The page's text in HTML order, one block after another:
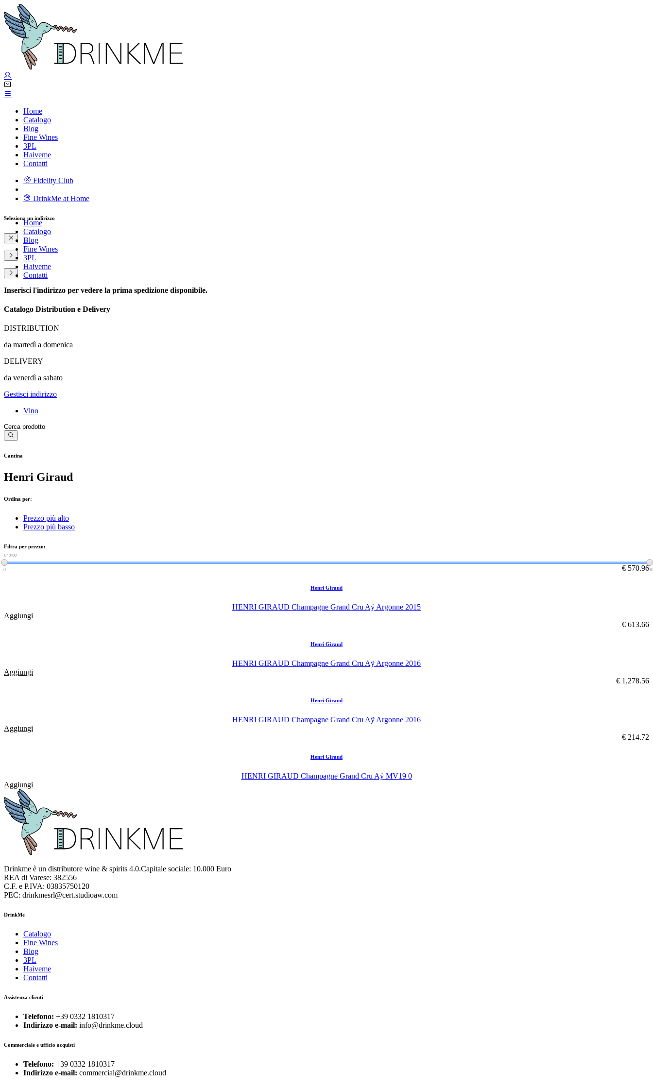
Home
Catalogo
Blog
Fine Wines
3PL
Haiveme
Contatti
Fidelity Club
DrinkMe at Home
Home
Catalogo
Blog
Fine Wines
3PL
Haiveme
Contatti
Seleziona un indirizzo
Inserisci l'indirizzo per vedere la prima spedizione disponibile.
Catalogo Distribution e Delivery
DISTRIBUTION
da martedì a domenica
DELIVERY
da venerdì a sabato
Gestisci indirizzo
Vino
Cantina
Henri Giraud
Ordina per:
Prezzo più alto
Prezzo più basso
Filtra per prezzo:
€ 0
€ 10400
0 € 570.96
Henri Giraud
HENRI GIRAUD Champagne Grand Cru Aÿ Argonne 2015
Aggiungi
€ 613.66
Henri Giraud
HENRI GIRAUD Champagne Grand Cru Aÿ Argonne 2016
Aggiungi
€ 1,278.56
Henri Giraud
HENRI GIRAUD Champagne Grand Cru Aÿ Argonne 2016
Aggiungi
€ 214.72
Henri Giraud
HENRI GIRAUD Champagne Grand Cru Aÿ MV19 0
Aggiungi
Drinkme è un distributore wine & spirits 4.0.Capitale sociale: 10.000 Euro
REA di Varese: 382556
C.F. e P.IVA: 03835750120
PEC: drinkmesrl@cert.studioaw.com
DrinkMe
Catalogo
Fine Wines
Blog
3PL
Haiveme
Contatti
Assistenza clienti
Telefono: +39 0332 1810317
Indirizzo e-mail: info@drinkme.cloud
Commerciale e ufficio acquisti
Telefono: +39 0332 1810317
Indirizzo e-mail: commercial@drinkme.cloud